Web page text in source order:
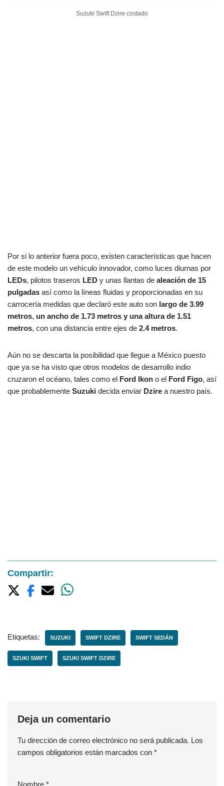
Suzuki Swift Dzire costado
Por si lo anterior fuera poco, existen características que hacen
de este modelo un vehículo innovador, como luces diurnas por
LEDs, pilotos traseros LED y unas llantas de aleación de 15
pulgadas así como la líneas fluidas y proporcionadas en su
carrocería medidas que declaró este auto son largo de 3.99
metros, un ancho de 1.73 metros y una altura de 1.51
metros, con una distancia entre ejes de 2.4 metros.
Aún no se descarta la posibilidad que llegue a México puesto
que ya se ha visto que otros modelos de desarrollo indio
cruzaron el océano, tales como el Ford Ikon o el Ford Figo, así
que probablemente Suzuki decida enviar Dzire a nuestro país.
Compartir:
Etiquetas: SUZUKI SWIFT DZIRE SWIFT SEDÁN
SZUKI SWIFT SZUKI SWIFT DZIRE
Deja un comentario
Tu dirección de correo electrónico no será publicada. Los
campos obligatorios están marcados con *